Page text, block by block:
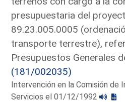
presupuestaria del
89.23.005.0005
transporte terrestre),
Presupuestos Generales
(181/002035)
Intervención en la Comisión de
Servicios el 01/12/1992